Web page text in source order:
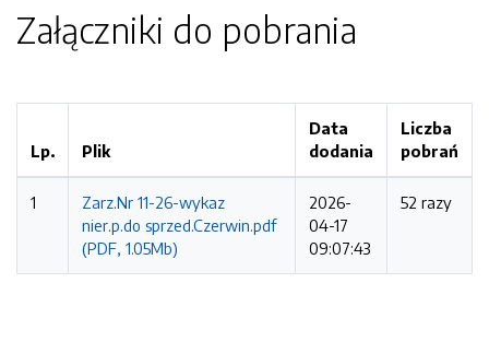
Załączniki do pobrania
Lp. Plik
Data
dodania
Liczba
pobrań
1
Zarz.Nr 11-26-wykaz
nier.p.do sprzed.Czerwin.pdf
(PDF, 1.05Mb)
2026-
04-17
09:07:43
52 razy